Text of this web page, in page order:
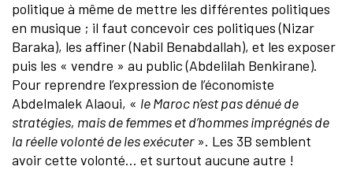
politique à même de mettre les différentes politiques
en musique ; il faut concevoir ces politiques (Nizar
Baraka), les affiner (Nabil Benabdallah), et les exposer
puis les « vendre » au public (Abdelilah Benkirane).
Pour reprendre l’expression de l’économiste
Abdelmalek Alaoui, « le Maroc n’est pas dénué de
stratégies, mais de femmes et d’hommes imprégnés de
la réelle volonté de les exécuter». Les 3B semblent
avoir cette volonté… et surtout aucune autre !